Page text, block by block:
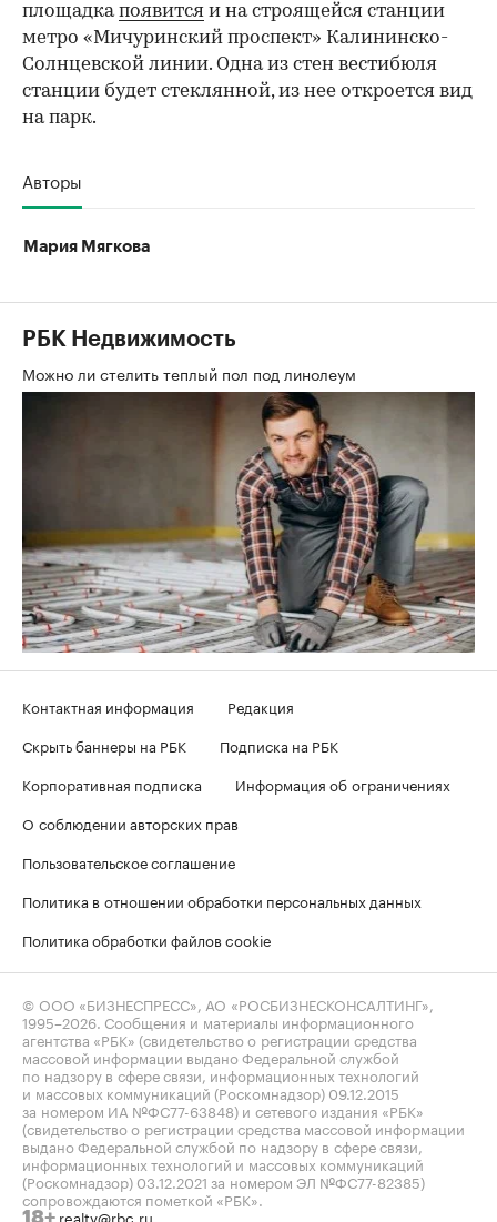
площадкапоявится и на строящейся станции
метро «Мичуринский проспект» Калининско-
Солнцевской линии. Одна из стен вестибюля
станции будет стеклянной, из нее откроется вид
на парк.
Авторы
Мария Мягкова
РБК Недвижимость
Можно ли стелить теплый пол под линолеум
Контактная информация
Редакция
Скрыть баннеры на РБК
Подписка на РБК
Корпоративная подписка
Информация об ограничениях
О соблюдении авторских прав
Пользовательское соглашение
Политика в отношении обработки персональных данных
Политика обработки файлов cookie
© ООО «БИЗНЕСПРЕСС», АО «РОСБИЗНЕСКОНСАЛТИНГ»,
1995–2026 . Сообщения и материалы информационного
агентства «РБК» (свидетельство о регистрации средства
массовой информации выдано Федеральной службой
по надзору в сфере связи, информационных технологий
и массовых коммуникаций (Роскомнадзор) 09.12.2015
за номером ИА №ФС77-63848) и сетевого издания «РБК»
(свидетельство о регистрации средства массовой информации
выдано Федеральной службой по надзору в сфере связи,
информационных технологий и массовых коммуникаций
(Роскомнадзор) 03.12.2021 за номером ЭЛ №ФС77-82385)
сопровождаются пометкой «РБК».
18+ realty@rbc.ru